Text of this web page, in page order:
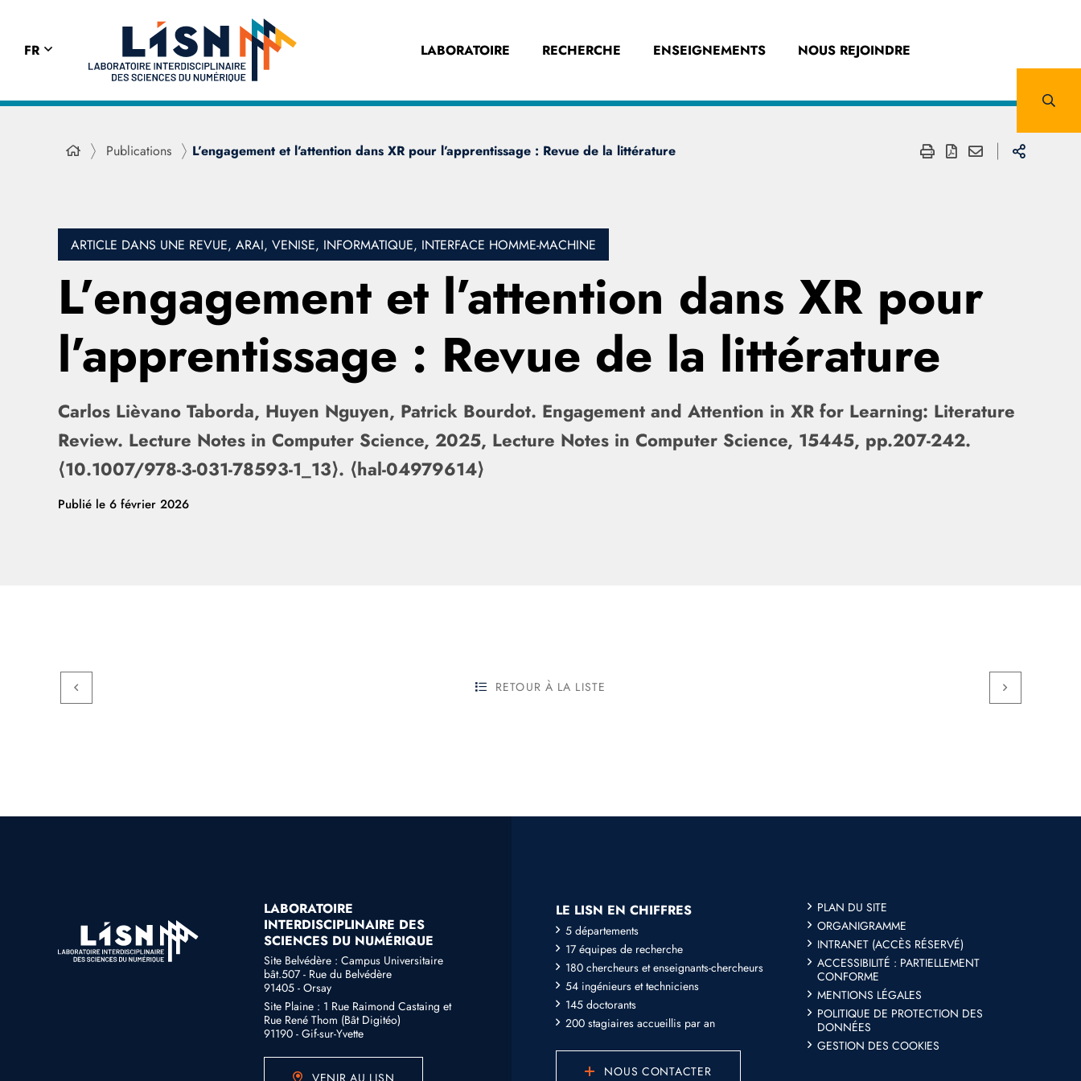
FR LABORATOIRE RECHERCHE ENSEIGNEMENTS NOUS REJOINDRE
Publications L’engagement et l’attention dans XR pour l’apprentissage : Revue de la littérature
ARTICLE DANS UNE REVUE, ARAI, VENISE, INFORMATIQUE, INTERFACE HOMME-MACHINE
L’engagement et l’attention dans XR pour
l’apprentissage : Revue de la littérature
Carlos Lièvano Taborda, Huyen Nguyen, Patrick Bourdot. Engagement and Attention in XR for Learning: Literature
Review. Lecture Notes in Computer Science, 2025, Lecture Notes in Computer Science, 15445, pp.207-242.
⟨10.1007/978-3-031-78593-1_13⟩. ⟨hal-04979614⟩
Publié le 6 février 2026
RETOUR À LA LISTE
LABORATOIRE
INTERDISCIPLINAIRE DES
SCIENCES DU NUMÉRIQUE
Site Belvédère : Campus Universitaire
bât.507 - Rue du Belvédère
91405 - Orsay
Site Plaine : 1 Rue Raimond Castaing et
Rue René Thom (Bât Digitéo)
91190 - Gif-sur-Yvette
LE LISN EN CHIFFRES
5 départements
17 équipes de recherche
180 chercheurs et enseignants-chercheurs
54 ingénieurs et techniciens
145 doctorants
200 stagiaires accueillis par an
NOUS CONTACTER
PLAN DU SITE
ORGANIGRAMME
INTRANET (ACCÈS RÉSERVÉ)
ACCESSIBILITÉ : PARTIELLEMENT
CONFORME
MENTIONS LÉGALES
POLITIQUE DE PROTECTION DES
DONNÉES
GESTION DES COOKIES